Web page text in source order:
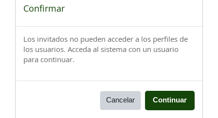
Confirmar
Los invitados no pueden acceder a los perfiles de
los usuarios. Acceda al sistema con un usuario
para continuar.
Cancelar Continuar